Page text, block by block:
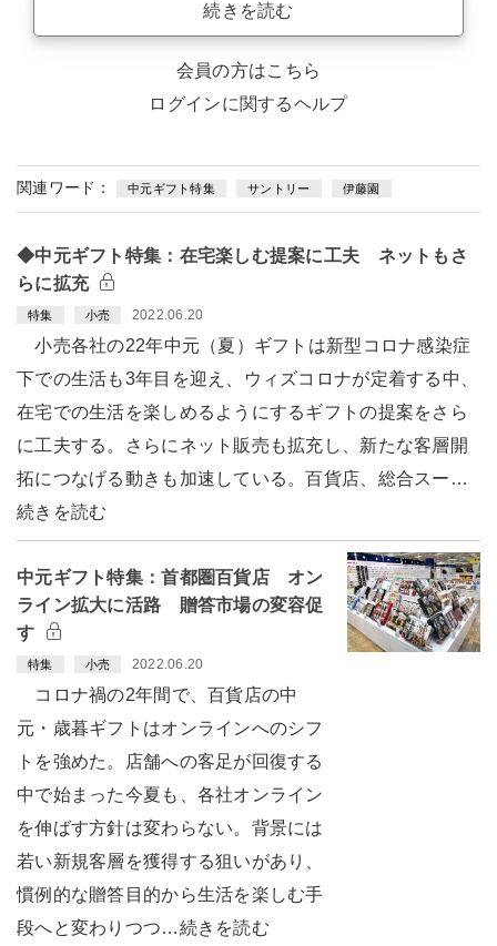
続きを読む
会員の方はこちら
ログインに関するヘルプ
関連ワード： 中元ギフト特集 サントリー 伊藤園
◆中元ギフト特集：在宅楽しむ提案に工夫 ネットもさ
らに拡充
特集 小売 2022.06.20
小売各社の22年中元（夏）ギフトは新型コロナ感染症
下での生活も3年目を迎え、ウィズコロナが定着する中、
在宅での生活を楽しめるようにするギフトの提案をさら
に工夫する。さらにネット販売も拡充し、新たな客層開
拓につなげる動きも加速している。百貨店、総合スー…
続きを読む
中元ギフト特集：首都圏百貨店 オン
ライン拡大に活路 贈答市場の変容促
す
特集 小売 2022.06.20
コロナ禍の2年間で、百貨店の中
元・歳暮ギフトはオンラインへのシフ
トを強めた。店舗への客足が回復する
中で始まった今夏も、各社オンライン
を伸ばす方針は変わらない。背景には
若い新規客層を獲得する狙いがあり、
慣例的な贈答目的から生活を楽しむ手
段へと変わりつつ…続きを読む